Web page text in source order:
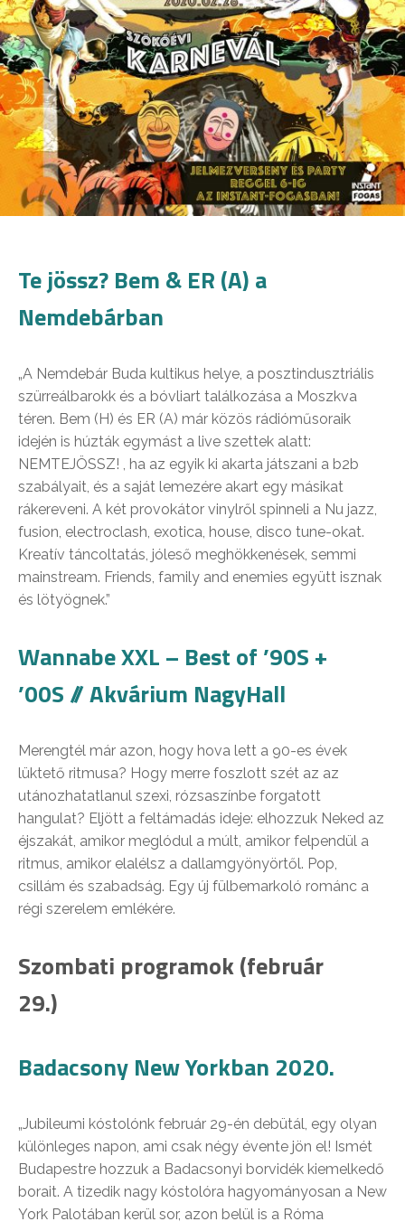
Te jössz? Bem & ER (A) a
Nemdebárban
„A Nemdebár Buda kultikus helye, a posztindusztriális
szürreálbarokk és a bóvliart találkozása a Moszkva
téren. Bem (H) és ER (A) már közös rádióműsoraik
idején is húzták egymást a live szettek alatt:
NEMTEJÖSSZ! , ha az egyik ki akarta játszani a b2b
szabályait, és a saját lemezére akart egy másikat
rákereveni. A két provokátor vinylről spinneli a Nu jazz,
fusion, electroclash, exotica, house, disco tune-okat.
Kreatív táncoltatás, jóleső meghökkenések, semmi
mainstream. Friends, family and enemies együtt isznak
és lötyögnek.”
Wannabe XXL – Best of ’90S +
’00S // Akvárium NagyHall
Merengtél már azon, hogy hova lett a 90-es évek
lüktető ritmusa? Hogy merre foszlott szét az az
utánozhatatlanul szexi, rózsaszínbe forgatott
hangulat? Eljött a feltámadás ideje: elhozzuk Neked az
éjszakát, amikor meglódul a múlt, amikor felpendül a
ritmus, amikor elalélsz a dallamgyönyörtől. Pop,
csillám és szabadság. Egy új fülbemarkoló románc a
régi szerelem emlékére.
Szombati programok (február
29.)
Badacsony New Yorkban 2020.
„Jubileumi kóstolónk február 29-én debütál, egy olyan
különleges napon, ami csak négy évente jön el! Ismét
Budapestre hozzuk a Badacsonyi borvidék kiemelkedő
borait. A tizedik nagy kóstolóra hagyományosan a New
York Palotában kerül sor, azon belül is a Róma